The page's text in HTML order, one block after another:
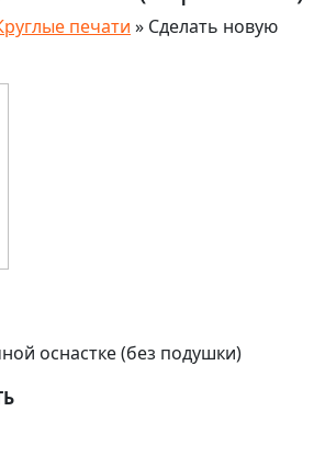
печати » Сделать новую
оснастке (без подушки)